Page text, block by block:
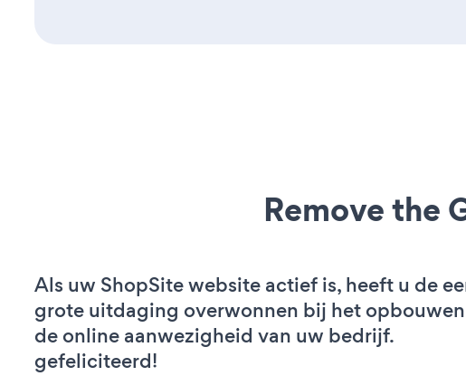
Remove the
Als uw ShopSite website actief is, heeft u de
grote uitdaging overwonnen bij het
de online aanwezigheid van uw bedrijf.
gefeliciteerd!